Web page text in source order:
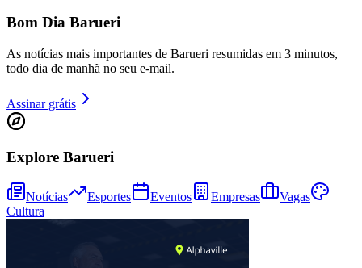
Athletico-PR
Bom Dia Barueri
As notícias mais importantes de Barueri resumidas em 3 minutos,
todo dia de manhã no seu e-mail.
Assinar grátis
Explore Barueri
Notícias Esportes Eventos Empresas
Vagas
Cultura